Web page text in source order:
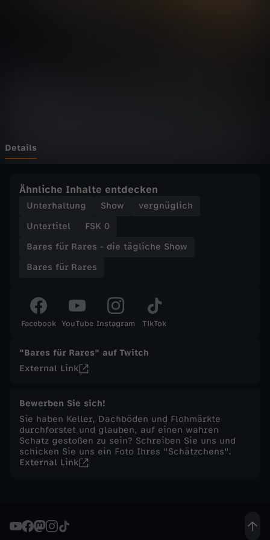
s
d
i
e
t
ä
g
i
c
h
S
Details
Ähnliche Inhalte entdecken
Unterhaltung Show
vergnüglich
Untertitel
FSK 0
Bares für Rares - die tägliche Show
Bares für Rares
Facebook YouTube Instagram TikTok
"Bares für Rares" auf Twitch
External Link
Bewerben Sie sich!
Sie haben Keller, Dachböden und Flohmärkte
durchforstet und glauben, auf einen wahren
Schatz gestoßen zu sein? Schreiben Sie uns und
schicken Sie uns ein Foto Ihres "Schätzchens".
External Link